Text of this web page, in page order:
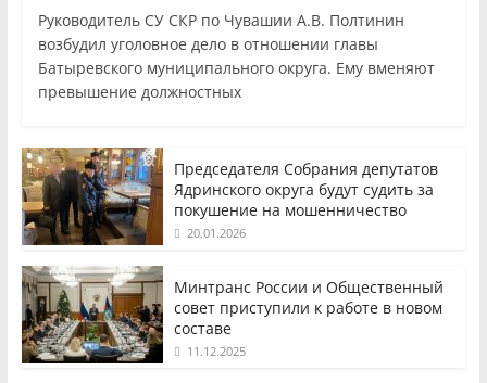
Руководитель СУ СКР по Чувашии А.В. Полтинин
возбудил уголовное дело в отношении главы
Батыревского муниципального округа. Ему вменяют
превышение должностных
Председателя Собрания депутатов
Ядринского округа будут судить за
покушение на мошенничество
20.01.2026
Минтранс России и Общественный
совет приступили к работе в новом
составе
11.12.2025